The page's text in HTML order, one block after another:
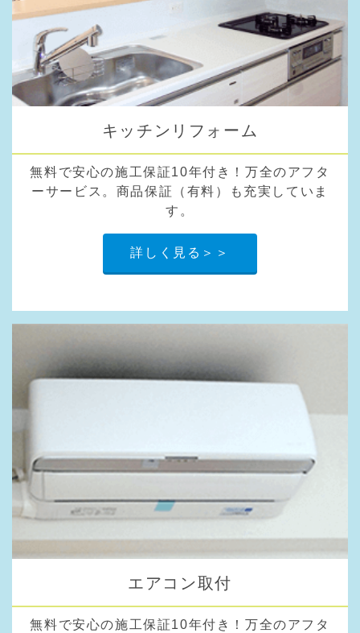
キッチンリフォーム
無料で安心の施工保証10年付き！万全のアフタ
ーサービス。商品保証（有料）も充実していま
す。
詳しく見る＞＞
エアコン取付
無料で安心の施工保証10年付き！万全のアフタ